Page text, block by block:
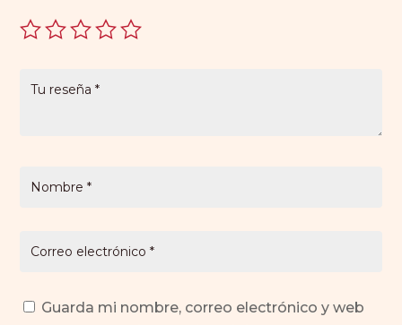
Guarda mi nombre, correo electrónico y web